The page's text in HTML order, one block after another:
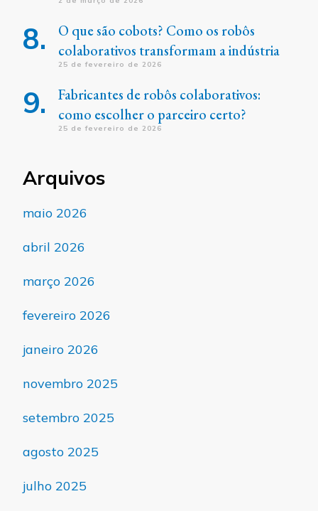
O que são cobots? Como os robôs
colaborativos transformam a indústria
25 de fevereiro de 2026
Fabricantes de robôs colaborativos:
como escolher o parceiro certo?
25 de fevereiro de 2026
Arquivos
maio 2026
abril 2026
março 2026
fevereiro 2026
janeiro 2026
novembro 2025
setembro 2025
agosto 2025
julho 2025